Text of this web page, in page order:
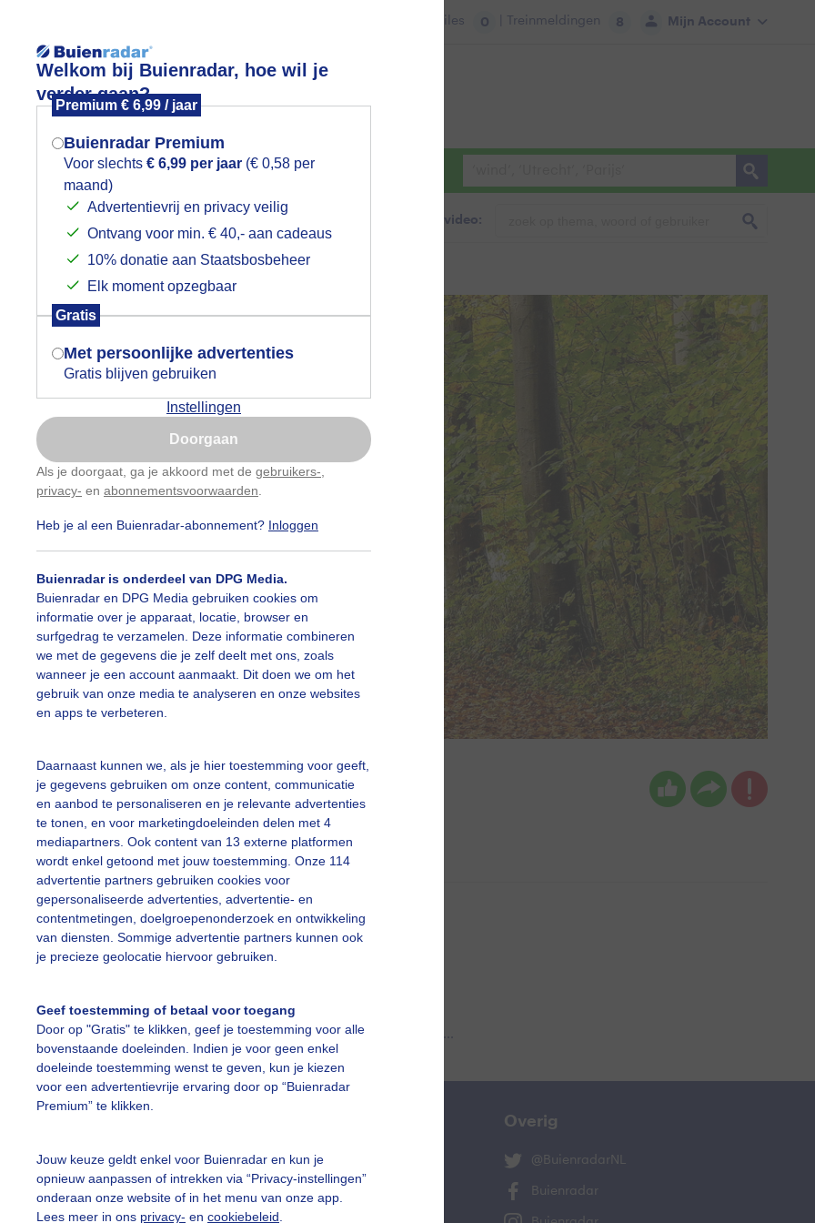
Welkom bij Buienradar, hoe wil je
verder gaan?
Premium € 6,99 / jaar
Buienradar Premium
Voor slechts € 6,99 per jaar (€ 0,58 per
maand)
Advertentievrij en privacy veilig
Ontvang voor min. € 40,- aan cadeaus
10% donatie aan Staatsbosbeheer
Elk moment opzegbaar
Gratis
Met persoonlijke advertenties
Gratis blijven gebruiken
Instellingen
Doorgaan
Als je doorgaat, ga je akkoord met de gebruikers-
privacy- en abonnementsvoorwaarden
Heb je al een Buienradar-abonnement? Inloggen
Buienradar is onderdeel van DPG Media.
Buienradar en DPG Media gebruiken cookies om
informatie over je apparaat, locatie, browser en
surfgedrag te verzamelen. Deze informatie combineren
we met de gegevens die je zelf deelt met ons, zoals
wanneer je een account aanmaakt. Dit doen we om het
gebruik van onze media te analyseren en onze websites
en apps te verbeteren.
Daarnaast kunnen we, als je hier toestemming voor geeft,
je gegevens gebruiken om onze content, communicatie
en aanbod te personaliseren en je relevante advertenties
te tonen, en voor marketingdoeleinden delen met 4
mediapartners. Ook content van 13 externe platformen
wordt enkel getoond met jouw toestemming. Onze 114
advertentie partners gebruiken cookies voor
gepersonaliseerde advertenties, advertentie- en
contentmetingen, doelgroepenonderzoek en ontwikkeling
van diensten. Sommige advertentie partners kunnen ook
je precieze geolocatie hiervoor gebruiken.
Geef toestemming of betaal voor toegang
Door op "Gratis" te klikken, geef je toestemming voor alle
bovenstaande doeleinden. Indien je voor geen enkel
doeleinde toestemming wenst te geven, kun je kiezen
voor een advertentievrije ervaring door op “Buienradar
Premium” te klikken.
Jouw keuze geldt enkel voor Buienradar en kun je
opnieuw aanpassen of intrekken via “Privacy-instellingen”
onderaan onze website of in het menu van onze app.
Lees meer in ons privacy- en cookiebeleid
Mijn Account
Files 0 | Treinmeldingen 8
Foto en video Weerzine
Zoeken in foto & video:
ria brasser Gemaakt: 14-11-2024, 102x bekeken
Droog Somszon
slideshow
Een moment geduld aub...
vragen
De Bilt
Overig
@BuienradarNL
Buienradar
Mogen we je locatie gebruiken voor
het weer?
Indien je hier nog geen akkoord op hebt
gegeven, verschijnt er zo een pop-up uit
je browser waarin deze toestemming
gevraagd wordt.
Is goed, toon de popup
Nu niet, misschien later
Gebruik je Safari en wil je niet elke dag deze pop-up
Klikhierom dit aan te passen